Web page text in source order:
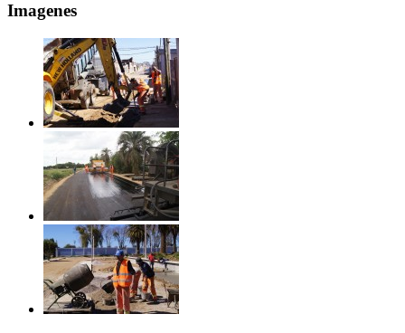
Imagenes